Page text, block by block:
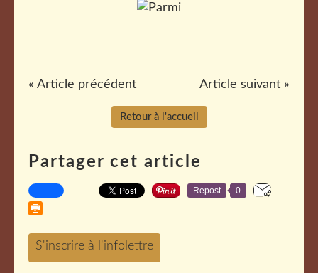
« Article précédent Article suivant »
Retour à l'accueil
Partager cet article
Repost 0